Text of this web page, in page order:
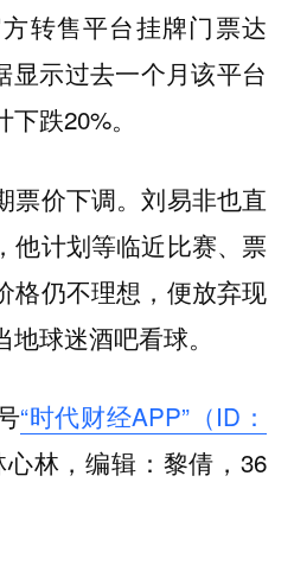
转售平台挂牌门票达
显示过去一个月该平台
跌20%。
票价下调。刘易非也直
他计划等临近比赛、票
格仍不理想，便放弃现
球迷酒吧看球。
“时代财经APP”（ID：
心林，编辑：黎倩，36